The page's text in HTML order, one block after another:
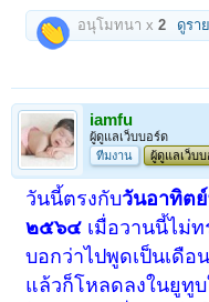
อนุโมทนา x2 ดูรา
iamfu
ผู้ดูแลเว็บบอร์ด
ทีมงาน
ผู้ดูแลเว็บ
วันนี้ตรงกับวันอาทิต
๒๕๖๔ เมื่อวานนี้ไม่
บอกว่าไปพูดเป็นเดื
แล้วก็โหลดลงในยูทูบ